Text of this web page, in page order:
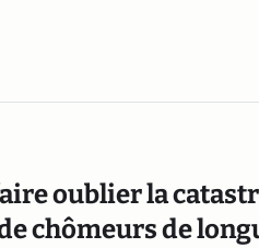
oublier la
chômeurs de